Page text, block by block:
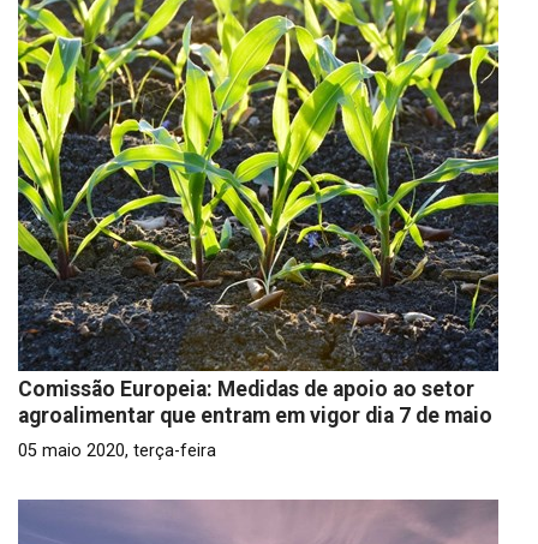
Comissão Europeia: Medidas de apoio ao setor
agroalimentar que entram em vigor dia 7 de maio
05 maio 2020, terça-feira